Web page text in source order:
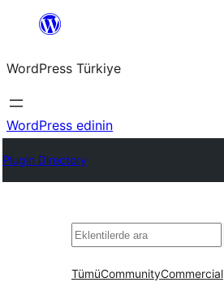
İçeriğe
WordPress Türkiye
WordPress edinin
Plugin Directory
Ara
TümüCommunityCommercial